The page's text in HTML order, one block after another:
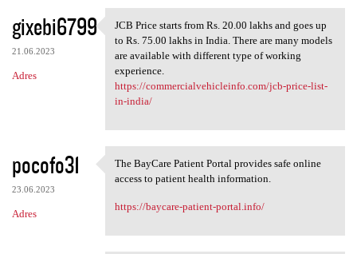
gixebi6799
21.06.2023
Adres
JCB Price starts from Rs. 20
JCB Price starts from Rs. 20.00 lakhs and goes up
to Rs. 75.00 lakhs in India. There are many models
are available with different type of working
experience.
https://commercialvehicleinfo.com/jcb-price-list-
in-india/
pocofo31
23.06.2023
Adres
The BayCare Patient Portal
The BayCare Patient Portal provides safe online
access to patient health information.
https://baycare-patient-portal.info/